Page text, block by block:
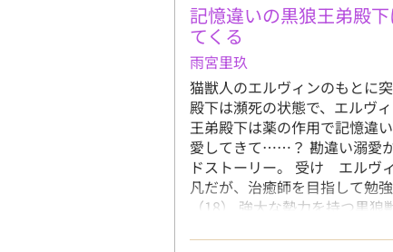
記憶違いの黒狼王弟殿
てくる
雨宮里玖
猫獣人のエルヴィンのもとに
殿下は瀕死の状態で、エルヴ
王弟殿下は薬の作用で記憶違
愛してきて……？ 勘違い溺愛
ドストーリー。 受け エルヴ
凡だが、治癒師を目指して勉
（18） 強大な勢力を持つ黒
ない。カリスマ性がある。金